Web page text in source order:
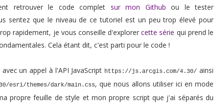
retrouver le code complet sur mon Github ou le tester
sentez que le niveau de ce tutoriel est un peu trop élevé pour
rapidement, je vous conseille d'explorercette série qui prend le
Cela étant dit, c'est parti pour le code !
un appel à l'API JavaScript https://js.arcgis.com/4.30/ ainsi
esri/themes/dark/main.css, que nous allons utiliser ici en mode
propre feuille de style et mon propre script que j'ai séparés du